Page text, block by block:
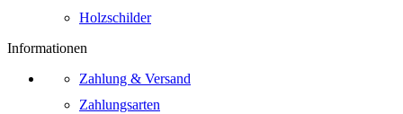
Holzschilder
Informationen
Zahlung & Versand
Zahlungsarten